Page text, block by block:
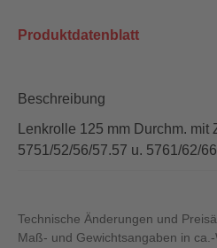
Produktdatenblatt
Beschreibung
Lenkrolle 125 mm Durchm. mit
5751/52/56/57.57 u. 5761/62/
Technische Änderungen und
Maß- und Gewichtsangaben in